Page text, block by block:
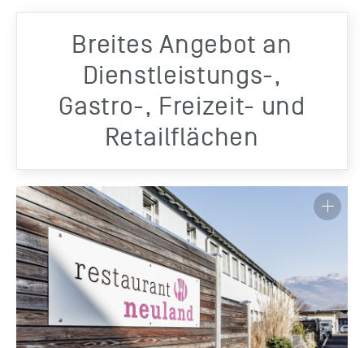
Breites Angebot an
Dienstleistungs-,
Gastro-, Freizeit- und
Retailflächen